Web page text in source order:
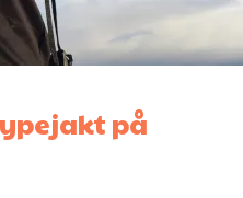
på